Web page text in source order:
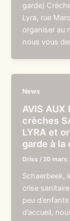
garde)
Lyra, rue
organiser au
nous vous
News
AVIS AUX
crèches
LYRA et
garde à la
Driss / 20 mars
Schaerbeek,
crise
peu
d’accueil,